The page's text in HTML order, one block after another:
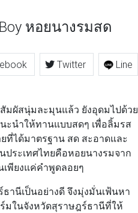
หอยนางรมสด
Twitter
Line
มผัสนุ่มละมุนแล้ว ยังอุดมไปด้วย
ะนำให้ทานแบบสดๆ เพื่อลิ้มรส
ที่ได้มาตรฐาน สด สะอาดและ
ระเทศไทยคือหอยนางรมจาก
พียงแค่คำพูดลอยๆ
านีเป็นอย่างดี จึงมุ่งมั่นเฟ้นหา
มในจังหวัดสุราษฎร์ธานีที่ให้